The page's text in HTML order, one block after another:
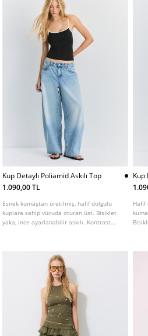
Kup Detaylı Poliamid Askılı Top
1.090,00 TL
Esnek kumaştan üretilmiş, hafif dolgulu
kuplara sahip vücuda oturan üst. Bisiklet
yaka, ince ayarlanabilir askılı. Kontrast
Kup
Hafif